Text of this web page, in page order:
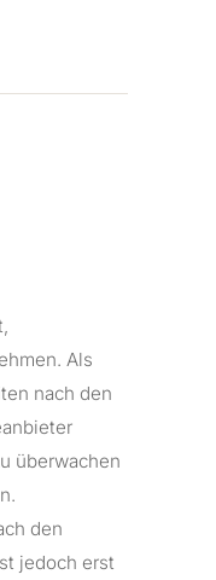
Als
nach den
überwachen
den
jedoch erst